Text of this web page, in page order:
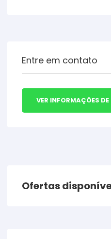
Entre em contato
VER INFORMAÇÕES
Ofertas